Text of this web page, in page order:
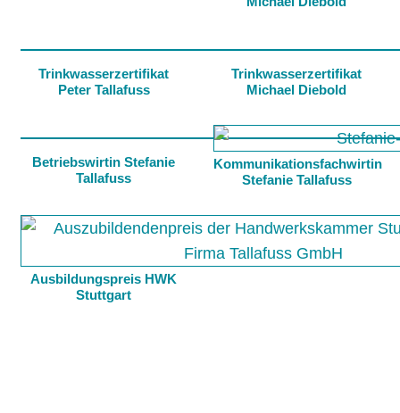
Trinkwasserzertifikat
Peter Tallafuss
Trinkwasserzertifikat
Michael Diebold
Betriebswirtin Stefanie
Tallafuss
Kommunikationsfachwirtin
Stefanie Tallafuss
Ausbildungspreis HWK
Stuttgart